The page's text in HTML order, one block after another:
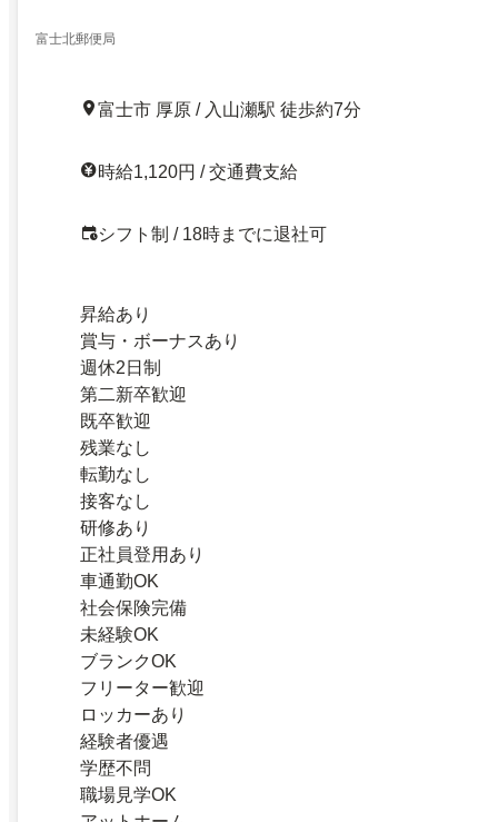
富士北郵便局
富士市 厚原 / 入山瀬駅 徒歩約7分
時給1,120円 / 交通費支給
シフト制 / 18時までに退社可
昇給あり
賞与・ボーナスあり
週休2日制
第二新卒歓迎
既卒歓迎
残業なし
転勤なし
接客なし
研修あり
正社員登用あり
車通勤OK
社会保険完備
未経験OK
ブランクOK
フリーター歓迎
ロッカーあり
経験者優遇
学歴不問
職場見学OK